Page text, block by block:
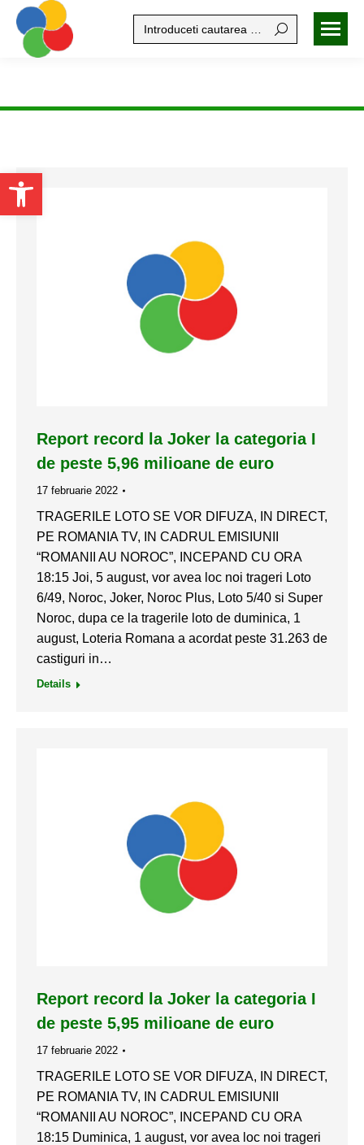
Open toolbar
Search:
Report record la Joker la categoria I
de peste 5,96 milioane de euro
17 februarie 2022
TRAGERILE LOTO SE VOR DIFUZA, IN DIRECT,
PE ROMANIA TV, IN CADRUL EMISIUNII
“ROMANII AU NOROC”, INCEPAND CU ORA
18:15 Joi, 5 august, vor avea loc noi trageri Loto
6/49, Noroc, Joker, Noroc Plus, Loto 5/40 si Super
Noroc, dupa ce la tragerile loto de duminica, 1
august, Loteria Romana a acordat peste 31.263 de
castiguri in…
Details
Report record la Joker la categoria I
de peste 5,95 milioane de euro
17 februarie 2022
TRAGERILE LOTO SE VOR DIFUZA, IN DIRECT,
PE ROMANIA TV, IN CADRUL EMISIUNII
“ROMANII AU NOROC”, INCEPAND CU ORA
18:15 Duminica, 1 august, vor avea loc noi trageri